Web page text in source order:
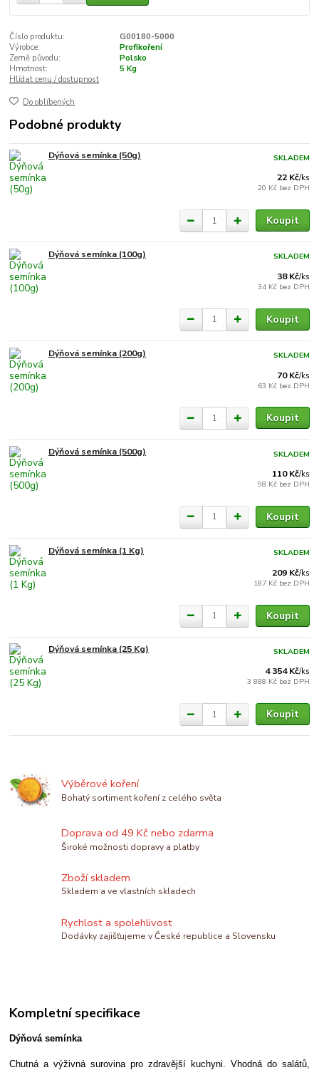
Číslo produktu:
G00180-5000
Výrobce:
Profikoření
Země původu:
Polsko
Hmotnost:
5 Kg
Hlídat cenu / dostupnost
Do oblíbených
Podobné produkty
Dýňová semínka (50g)
22 Kč/ks
20 Kč bez DPH
SKLADEM
Koupit
Dýňová semínka (100g)
38 Kč/ks
34 Kč bez DPH
SKLADEM
Koupit
Dýňová semínka (200g)
70 Kč/ks
63 Kč bez DPH
SKLADEM
Koupit
Dýňová semínka (500g)
110 Kč/ks
98 Kč bez DPH
SKLADEM
Koupit
Dýňová semínka (1 Kg)
209 Kč/ks
187 Kč bez DPH
SKLADEM
Koupit
Dýňová semínka (25 Kg)
4 354 Kč/ks
3 888 Kč bez DPH
SKLADEM
Koupit
Výběrové koření
Bohatý sortiment koření z celého světa
Doprava od 49 Kč nebo zdarma
Široké možnosti dopravy a platby
Zboží skladem
Skladem a ve vlastních skladech
Rychlost a spolehlivost
Dodávky zajišťujeme v České republice a Slovensku
Kompletní specifikace
Dýňová semínka
Chutná a výživná surovina pro zdravější kuchyni. Vhodná do salátů,